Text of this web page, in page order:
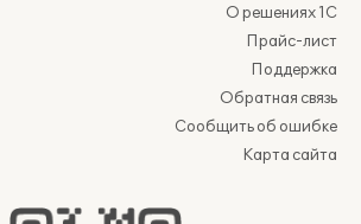
О решениях 1С
Прайс-лист
Поддержка
Обратная связь
Сообщить об ошибке
Карта сайта